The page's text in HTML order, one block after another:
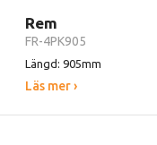
Rem
FR-4PK905
Längd: 905mm
Läs mer ›